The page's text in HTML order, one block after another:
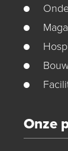
Onze